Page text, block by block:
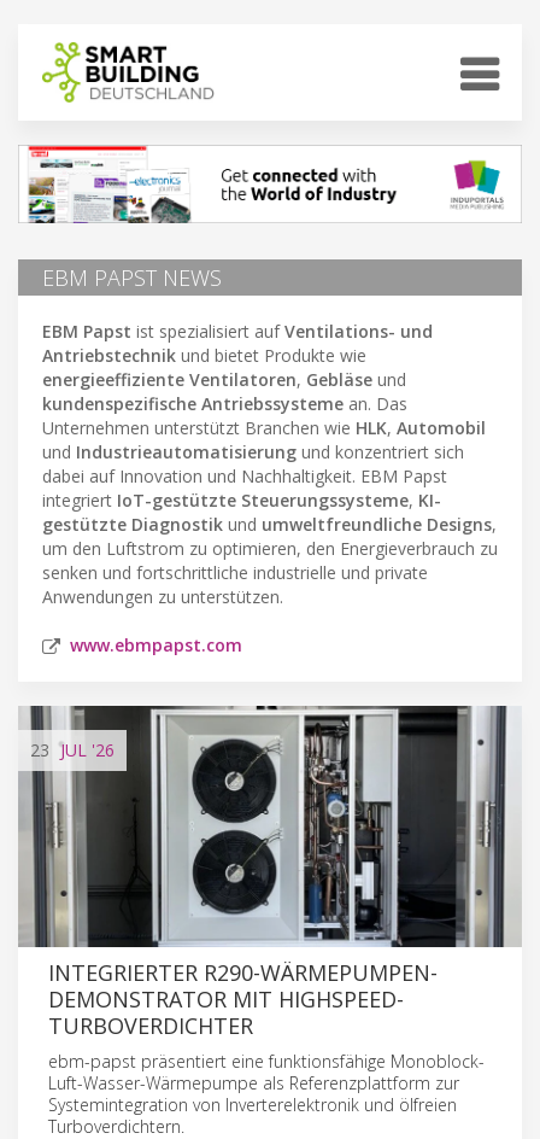
EBM PAPST NEWS
EBM Papst ist spezialisiert aufVentilations- und
Antriebstechnik und bietet Produkte wie
energieeffiziente Ventilatoren, Gebläse und
kundenspezifische Antriebssysteme an. Das
Unternehmen unterstützt Branchen wie HLK, Automobil
und Industrieautomatisierung und konzentriert sich
dabei auf Innovation und Nachhaltigkeit. EBM Papst
integriert IoT-gestützte Steuerungssysteme, KI-
gestützte Diagnostik und umweltfreundliche Designs,
um den Luftstrom zu optimieren, den Energieverbrauch zu
senken und fortschrittliche industrielle und private
Anwendungen zu unterstützen.
www.ebmpapst.com
23 JUL '26
INTEGRIERTER R290-WÄRMEPUMPEN-
DEMONSTRATOR MIT HIGHSPEED-
TURBOVERDICHTER
ebm-papst präsentiert eine funktionsfähige Monoblock-
Luft-Wasser-Wärmepumpe als Referenzplattform zur
Systemintegration von Inverterelektronik und ölfreien
Turboverdichtern.